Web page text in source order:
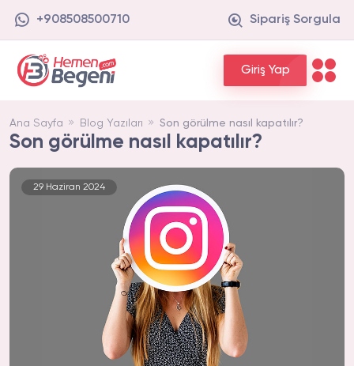
+908508500710 Sipariş Sorgula
Giriş Yap
Ana Sayfa Blog Yazıları Son görülme nasıl kapatılır?
Son görülme nasıl kapatılır?
29 Haziran 2024